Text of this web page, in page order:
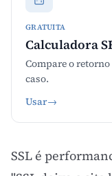
GRATUITA
Calculadora
Compare o retorno
caso.
Usar→
SSL é